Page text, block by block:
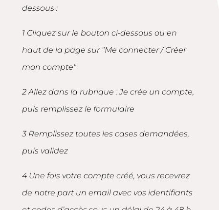
dessous :
1 Cliquez sur le bouton ci-dessous ou en
haut de la page sur "Me connecter / Créer
mon compte"
2 Allez dans la rubrique : Je crée un compte,
puis remplissez le formulaire
3 Remplissez toutes les cases demandées,
puis validez
4 Une fois votre compte créé, vous recevrez
de notre part un email avec vos identifiants